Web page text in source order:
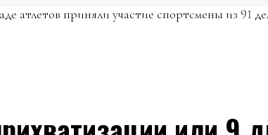
атлетов приняли участие спортсмены из 91